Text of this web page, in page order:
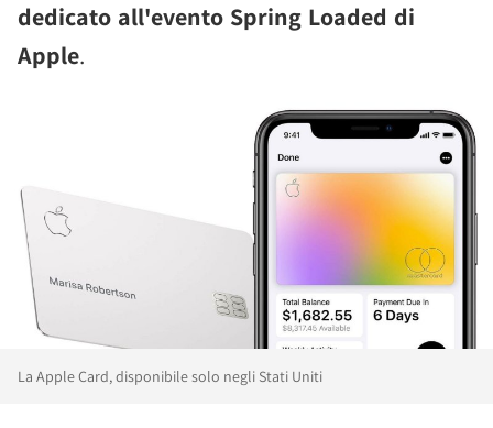
dedicato all'evento Spring Loaded di
Apple.
La Apple Card, disponibile solo negli Stati Uniti